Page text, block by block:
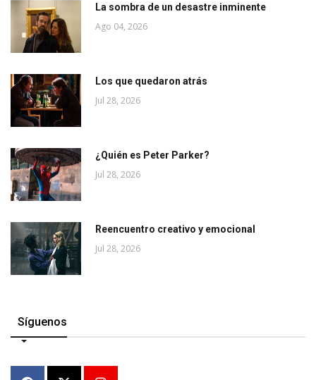
La sombra de un desastre inminente
Ago 04, 2026
Los que quedaron atrás
Jul 28, 2026
¿Quién es Peter Parker?
Jul 28, 2026
Reencuentro creativo y emocional
Jul 28, 2026
Síguenos